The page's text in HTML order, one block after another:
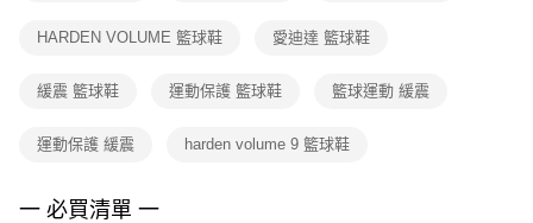
１．透過由恩沛科技股份有限公司提供之「AFTEE先享後付」服務完成之交
權轉讓予恩沛科技股份有限公司。
３．未成年的使用者請事先徵得法定代理人或監護人之同意方可使用
４．使用「AFTEE先享後付」時，將依據個別帳號之用戶狀況，依本公司即
HARDEN VOLUME 籃球鞋 愛迪達 籃球鞋
緩震 籃球鞋 運動保護 籃球鞋 籃球運動 緩震
運動保護 緩震 harden volume 9 籃球鞋
一 必買清單 一